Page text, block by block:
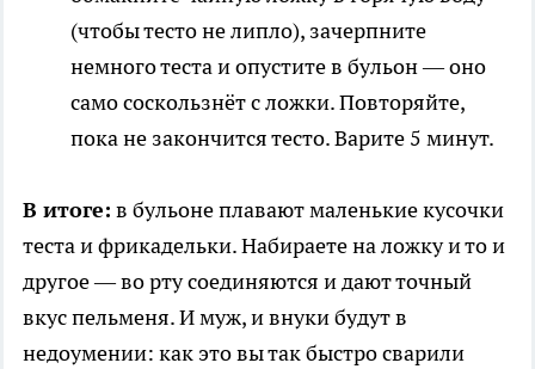
(чтобы тесто не липло), зачерпните
немного теста и опустите в бульон — оно
само соскользнёт с ложки. Повторяйте,
пока не закончится тесто. Варите 5 минут.
В итоге: в бульоне плавают маленькие кусочки
теста и фрикадельки. Набираете на ложку и то и
другое — во рту соединяются и дают точный
вкус пельменя. И муж, и внуки будут в
недоумении: как это вы так быстро сварили